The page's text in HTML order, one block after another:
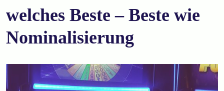
welches Beste – Beste wie
Nominalisierung